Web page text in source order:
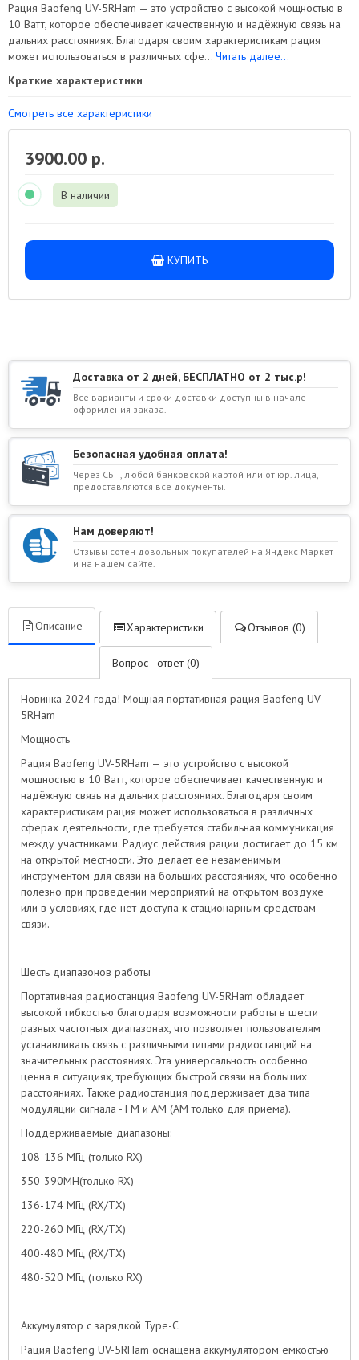
Рация Baofeng UV-5RHam — это устройство с высокой мощностью в
10 Ватт, которое обеспечивает качественную и надёжную связь на
дальних расстояниях. Благодаря своим характеристикам рация
может использоваться в различных сфе... Читать далее...
Краткие характеристики
Смотреть все характеристики
3900.00 р.
В наличии
КУПИТЬ
Доставка от 2 дней, БЕСПЛАТНО от 2 тыс.р!
Все варианты и сроки доставки доступны в начале
оформления заказа.
Безопасная удобная оплата!
Через СБП, любой банковской картой или от юр. лица,
предоставляются все документы.
Нам доверяют!
Отзывы сотен довольных покупателей на Яндекс Маркет
и на нашем сайте.
Описание Характеристики Отзывов (0)
Вопрос - ответ (0)
Новинка 2024 года! Мощная портативная рация Baofeng UV-
5RHam
Мощность
Рация Baofeng UV-5RHam — это устройство с высокой
мощностью в 10 Ватт, которое обеспечивает качественную и
надёжную связь на дальних расстояниях. Благодаря своим
характеристикам рация может использоваться в различных
сферах деятельности, где требуется стабильная коммуникация
между участниками. Радиус действия рации достигает до 15 км
на открытой местности. Это делает её незаменимым
инструментом для связи на больших расстояниях, что особенно
полезно при проведении мероприятий на открытом воздухе
или в условиях, где нет доступа к стационарным средствам
связи.
Шесть диапазонов работы
Портативная радиостанция Baofeng UV-5RHam обладает
высокой гибкостью благодаря возможности работы в шести
разных частотных диапазонах, что позволяет пользователям
устанавливать связь с различными типами радиостанций на
значительных расстояниях. Эта универсальность особенно
ценна в ситуациях, требующих быстрой связи на больших
расстояниях. Также радиостанция поддерживает два типа
модуляции сигнала - FM и AM (AM только для приема).
Поддерживаемые диапазоны:
108-136 МГц (только RX)
350-390MH(только RX)
136-174 МГц (RX/TX)
220-260 МГц (RX/TX)
400-480 МГц (RX/TX)
480-520 МГц (только RX)
Аккумулятор с зарядкой Type-C
Рация Baofeng UV-5RHam оснащена аккумулятором ёмкостью